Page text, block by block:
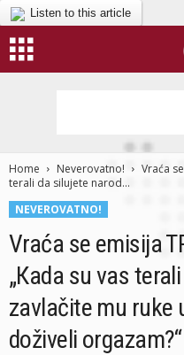
Listen to this article
Home Neverovatno!
Vraća
terali da silujete narod...
NEVEROVATNO!
Vraća se emisija
„Кada su vas
zavlačite mu ruke
doživeli orgazam?“